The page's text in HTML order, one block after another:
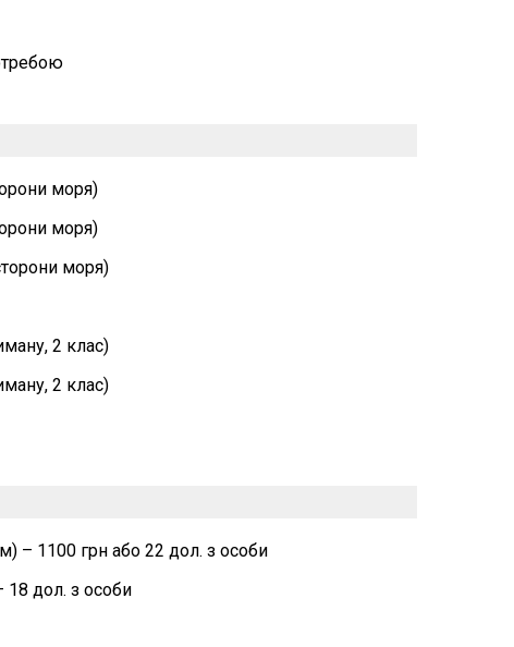
моря)
моря)
моря)
2 клас)
2 клас)
– 1100 грн або 22 дол. з особи
18 дол. з особи